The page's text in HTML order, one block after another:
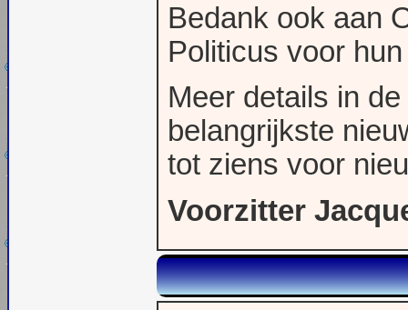
Bedank ook aan
Politicus voor
Meer details in
belangrijkste
tot ziens voor
Voorzitter